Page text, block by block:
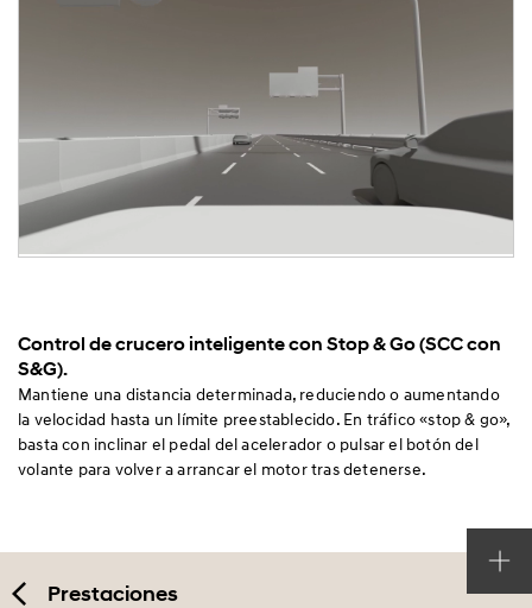
Control de crucero inteligente con Stop & Go (SCC con
S&G).
Mantiene una distancia determinada, reduciendo o aumentando
la velocidad hasta un límite preestablecido. En tráfico «stop & go»,
basta con inclinar el pedal del acelerador o pulsar el botón del
volante para volver a arrancar el motor tras detenerse.
Prestaciones